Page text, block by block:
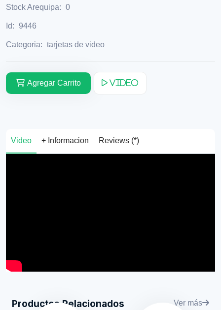
Stock Arequipa: 0
Id: 9446
Categoria: tarjetas de video
Agregar Carrito Video
Video + Informacion Reviews (*)
Productos Relacionados Ver más